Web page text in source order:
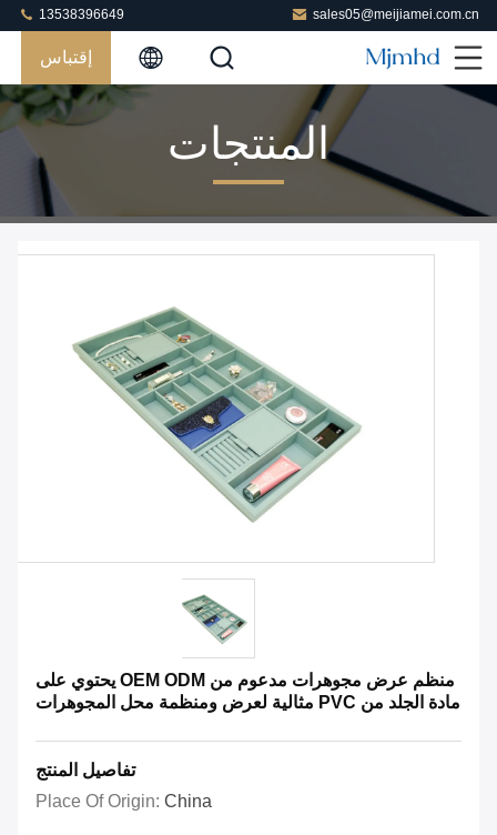
sales05@meijiamei.com.cn
13538396649
إقتباس
المنتجات
منظم عرض مجوهرات مدعوم من OEM ODM يحتوي على
مادة الجلد من PVC مثالية لعرض ومنظمة محل المجوهرات
تفاصيل المنتج
Place Of Origin: China